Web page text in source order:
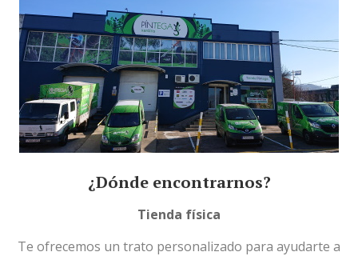
¿Dónde encontrarnos?
Tienda física
Te ofrecemos un trato personalizado para ayudarte a